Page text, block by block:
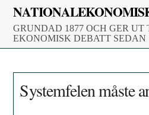
Skip
content
GRUNDAD 1877 OCH GER UT
EKONOMISK DEBATT SEDAN
Systemfelen måste